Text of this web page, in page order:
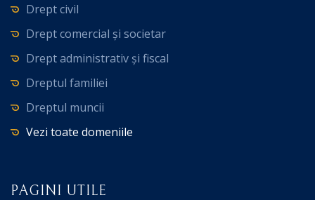
Drept civil
Drept comercial și societar
Drept administrativ și fiscal
Dreptul familiei
Dreptul muncii
Vezi toate domeniile
PAGINI UTILE